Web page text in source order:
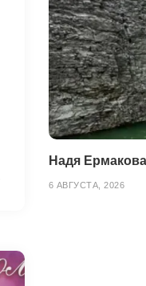
Надя
6 АВГУСТА, 2026